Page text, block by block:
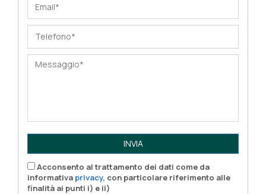
INVIA
Acconsento al trattamento dei dati come da
informativa privacy, con particolare riferimento alle
finalità ai punti i) e ii)